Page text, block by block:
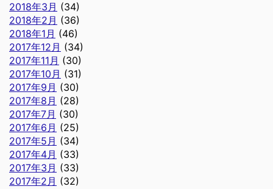
2018年3月 (34)
2018年2月 (36)
2018年1月 (46)
2017年12月 (34)
2017年11月 (30)
2017年10月 (31)
2017年9月 (30)
2017年8月 (28)
2017年7月 (30)
2017年6月 (25)
2017年5月 (34)
2017年4月 (33)
2017年3月 (33)
2017年2月 (32)